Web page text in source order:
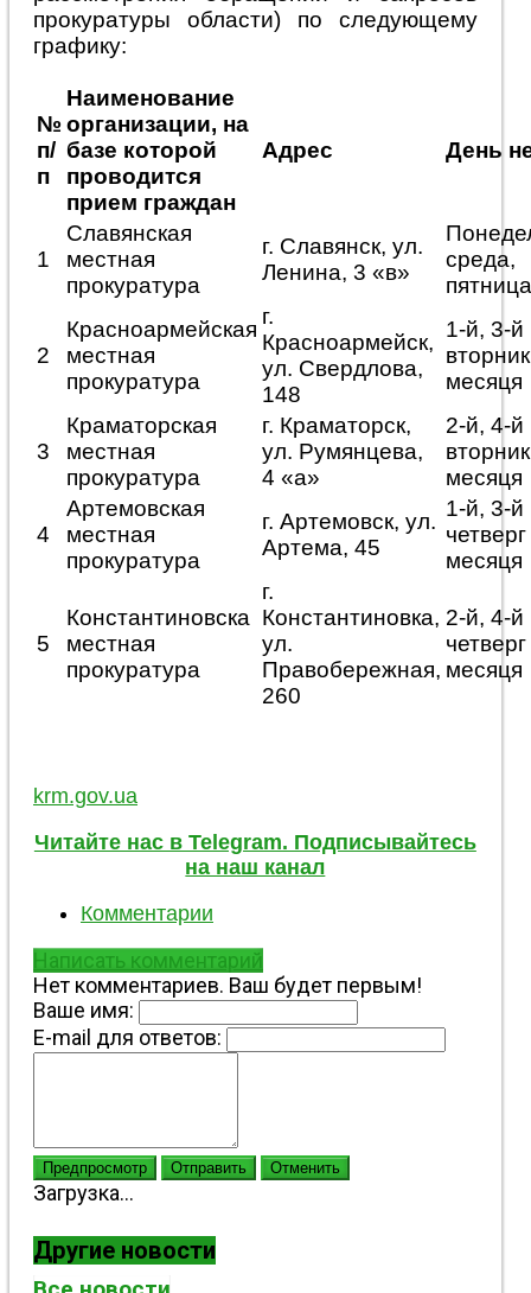
прокуратуры области) по следующему
графику:
№
п/
п
Наименование
организации, на
базе которой
проводится
прием граждан
Адрес День
1
Славянская
местная
прокуратура
г. Славянск, ул.
Ленина, 3 «в»
среда,
пятница
2
Красноармейская
местная
прокуратура
г.
Красноармейск,
ул. Свердлова,
148
1-й, 3-й
вторник
месяця
3
Краматорская
местная
прокуратура
г. Краматорск,
ул. Румянцева,
4 «а»
2-й, 4-й
вторник
месяця
4
Артемовская
местная
прокуратура
г. Артемовск, ул.
Артема, 45
1-й, 3-й
четверг
месяця
5
Константиновска
местная
прокуратура
г.
Константиновка,
ул.
Правобережная,
260
2-й, 4-й
четверг
месяця
krm.gov.ua
Читайте нас в Telegram. Подписывайтесь
на наш канал
Комментарии
Написать комментарий
Нет комментариев. Ваш будет первым!
Ваше имя:
E-mail для ответов:
Предпросмотр Отправить Отменить
Загрузка...
Другие новости